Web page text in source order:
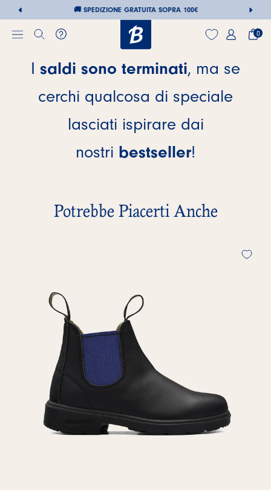
al
contenuto
🚚 SPEDIZIONE GRATUITA SOPRA 100€
0
I saldi sono terminati, ma se
cerchi qualcosa di speciale
lasciati ispirare dai
nostri bestseller!
Potrebbe Piacerti Anche